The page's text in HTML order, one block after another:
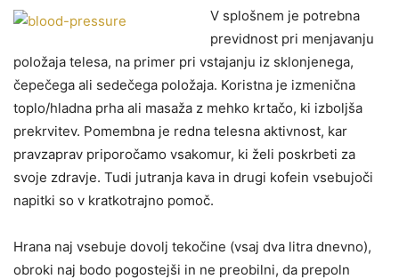
V splošnem je potrebna
previdnost pri menjavanju
položaja telesa, na primer pri vstajanju iz sklonjenega,
čepečega ali sedečega položaja. Koristna je izmenična
toplo/hladna prha ali masaža z mehko krtačo, ki izboljša
prekrvitev. Pomembna je redna telesna aktivnost, kar
pravzaprav priporočamo vsakomur, ki želi poskrbeti za
svoje zdravje. Tudi jutranja kava in drugi kofein vsebujoči
napitki so v kratkotrajno pomoč.
Hrana naj vsebuje dovolj tekočine (vsaj dva litra dnevno),
obroki naj bodo pogostejši in ne preobilni, da prepoln